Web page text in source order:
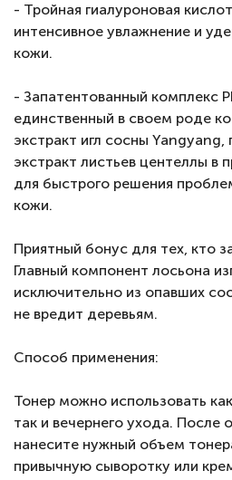
- Тройная гиалуроновая
интенсивное увлажнение и
кожи.
- Запатентованный комплекс
единственный в своем роде
экстракт игл сосны Yangyang,
экстракт листьев центеллы в
для быстрого решения
кожи.
Приятный бонус для тех, кто
Главный компонент лосьона
исключительно из опавших
не вредит деревьям.
Способ применения:
Тонер можно использовать
так и вечернего ухода. После
нанесите нужный объем
привычную сыворотку или